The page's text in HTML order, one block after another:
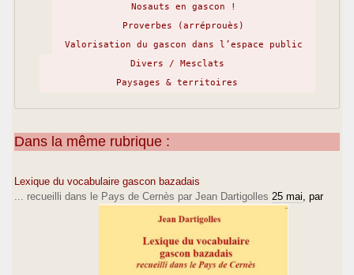
Nosauts en gascon !
Proverbes (arréprouès)
Valorisation du gascon dans l’espace public
Divers / Mesclats
Paysages & territoires
Dans la même rubrique :
Lexique du vocabulaire gascon bazadais
... recueilli dans le Pays de Cernès par Jean Dartigolles 25 mai , par